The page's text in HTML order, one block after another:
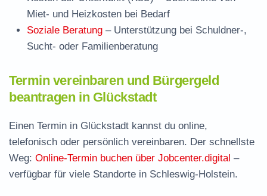
Miet- und Heizkosten bei Bedarf
Soziale Beratung – Unterstützung bei Schuldner-,
Sucht- oder Familienberatung
Termin vereinbaren und Bürgergeld
beantragen in Glückstadt
Einen Termin in Glückstadt kannst du online,
telefonisch oder persönlich vereinbaren. Der schnellste
Weg: Online-Termin buchen über Jobcenter.digital –
verfügbar für viele Standorte in Schleswig-Holstein.